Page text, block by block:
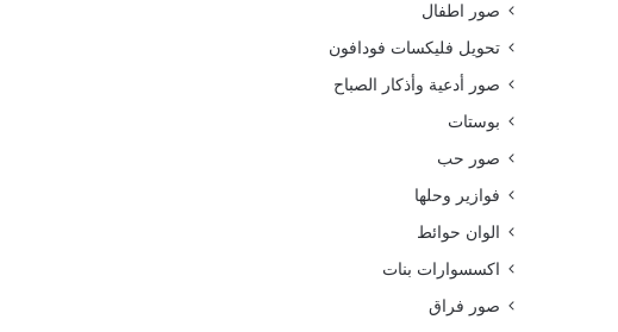
صور اطفال
تحويل فليكسات فودافون
صور أدعية وأذكار الصباح
بوستات
صور حب
فوازير وحلها
الوان حوائط
اكسسوارات بنات
صور فراق